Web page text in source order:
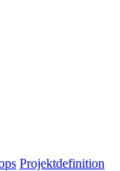
Projektdefinition